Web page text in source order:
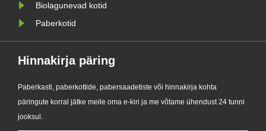
Biolagunevad kotid
Paberkotid
Hinnakirja päring
Paberkasti, paberkottide, pabersaadetiste või hinnakirja kohta
päringute korral jätke meile oma e-kiri ja me võtame ühendust 24 tunni
jooksul.